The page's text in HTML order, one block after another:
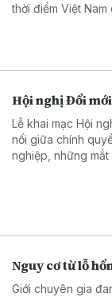
thời điểm Việt
Hội nghị Đổi
Lễ khai mạc Hội
nối giữa chính
nghiệp, những mắt
Nguy cơ từ lỗ
Giới chuyên gia